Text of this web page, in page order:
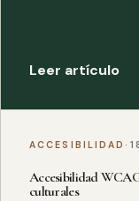
Leer artículo
ACCESIBILIDAD ·
Accesibilidad
culturales